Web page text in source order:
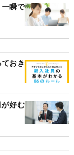
瞬で
おき
好む